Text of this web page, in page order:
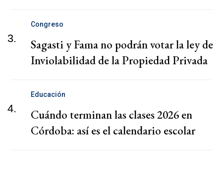
3.
Congreso
Sagasti y Fama no podrán votar la ley de
Inviolabilidad de la Propiedad Privada
4.
Educación
Cuándo terminan las clases 2026 en
Córdoba: así es el calendario escolar